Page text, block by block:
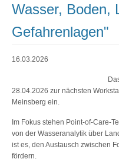
Wasser, Boden,
Gefahrenlagen"
16.03.2026
28.04.2026 zur nächsten
Meinsberg ein.
Im Fokus stehen Point-of-Care-
von der Wasseranalytik über
ist es, den Austausch zwischen
fördern.